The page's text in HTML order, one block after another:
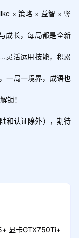
× 策略 × 益智 × 竖
成长，每局都是全新
灵活运用技能，积累
一局一境界，成语也
锁！
和认证除外），期待
显卡GTX750Ti+